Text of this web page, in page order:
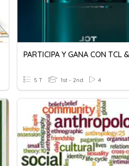
5 T 1st - 2nd 4